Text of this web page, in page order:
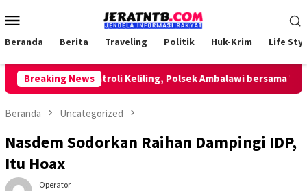
ke
Mobile
Beranda Berita Traveling Politik Huk-Krim Life
Breaking News
Lakukan Patroli Keliling, Polsek Ambalawi bersama TNI dan
Beranda Uncategorized
Nasdem Sodorkan Raihan Dampingi IDP,
Itu Hoax
Operator